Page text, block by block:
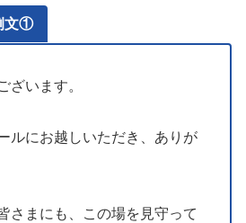
文①
ざいます。
ルにお越しいただき、ありが
さまにも、この場を見守って